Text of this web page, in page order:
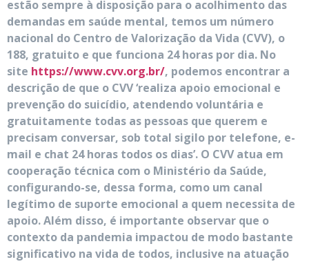
estão sempre à disposição para o acolhimento das
demandas em saúde mental, temos um número
nacional do Centro de Valorização da Vida (CVV), o
188, gratuito e que funciona 24 horas por dia. No
site https://www.cvv.org.br/, podemos encontrar a
descrição de que o CVV ‘realiza apoio emocional e
prevenção do suicídio, atendendo voluntária e
gratuitamente todas as pessoas que querem e
precisam conversar, sob total sigilo por telefone, e-
mail e chat 24 horas todos os dias’. O CVV atua em
cooperação técnica com o Ministério da Saúde,
configurando-se, dessa forma, como um canal
legítimo de suporte emocional a quem necessita de
apoio. Além disso, é importante observar que o
contexto da pandemia impactou de modo bastante
significativo na vida de todos, inclusive na atuação